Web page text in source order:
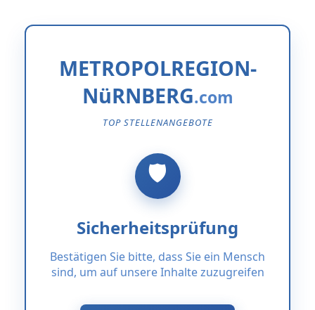
METROPOLREGION-
NüRNBERG
TOP STELLENANGEBOTE
Sicherheitsprüfung
Bestätigen Sie bitte, dass Sie ein Mensch
sind, um auf unsere Inhalte zuzugreifen